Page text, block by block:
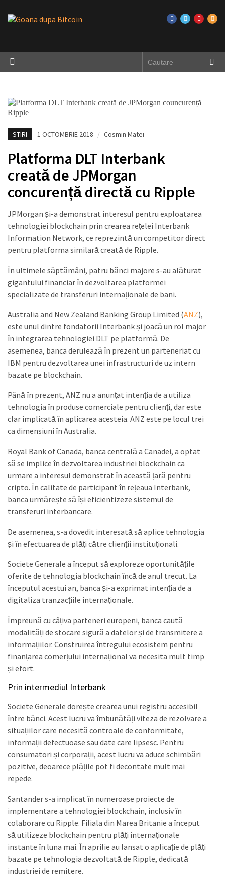
STIRI 1 OCTOMBRIE 2018 / Cosmin Matei
Platforma DLT Interbank
creată de JPMorgan
concurență directă cu Ripple
JPMorgan și-a demonstrat interesul pentru exploatarea
tehnologiei blockchain prin crearea rețelei Interbank
Information Network, ce reprezintă un competitor direct
pentru platforma similară creată de Ripple.
În ultimele săptămâni, patru bănci majore s-au alăturat
gigantului financiar în dezvoltarea platformei
specializate de transferuri internaționale de bani.
Australia and New Zealand Banking Group Limited (ANZ),
este unul dintre fondatorii Interbank și joacă un rol major
în integrarea tehnologiei DLT pe platformă. De
asemenea, banca derulează în prezent un parteneriat cu
IBM pentru dezvoltarea unei infrastructuri de uz intern
bazate pe blockchain.
Până în prezent, ANZ nu a anunțat intenția de a utiliza
tehnologia în produse comerciale pentru clienți, dar este
clar implicată în aplicarea acesteia. ANZ este pe locul trei
ca dimensiuni în Australia.
Royal Bank of Canada, banca centrală a Canadei, a optat
să se implice în dezvoltarea industriei blockchain ca
urmare a interesul demonstrat în această țară pentru
cripto. În calitate de participant în rețeaua Interbank,
banca urmărește să își eficientizeze sistemul de
transferuri interbancare.
De asemenea, s-a dovedit interesată să aplice tehnologia
și în efectuarea de plăți către clienții instituționali.
Societe Generale a început să exploreze oportunitățile
oferite de tehnologia blockchain încă de anul trecut. La
începutul acestui an, banca și-a exprimat intenția de a
digitaliza tranzacțiile internaționale.
Împreună cu câțiva parteneri europeni, banca caută
modalități de stocare sigură a datelor și de transmitere a
informațiilor. Construirea întregului ecosistem pentru
finanțarea comerțului internațional va necesita mult timp
și efort.
Prin intermediul Interbank
Societe Generale dorește crearea unui registru accesibil
între bănci. Acest lucru va îmbunătăți viteza de rezolvare a
situațiilor care necesită controale de conformitate,
informații defectuoase sau date care lipsesc. Pentru
consumatori și corporații, acest lucru va aduce schimbări
pozitive, deoarece plățile pot fi decontate mult mai
repede.
Santander s-a implicat în numeroase proiecte de
implementare a tehnologiei blockchain, inclusiv în
colaborare cu Ripple. Filiala din Marea Britanie a început
să utilizeze blockchain pentru plăți internaționale
instante în luna mai. În aprilie au lansat o aplicație de plăți
bazate pe tehnologia dezvoltată de Ripple, dedicată
industriei de remitere.